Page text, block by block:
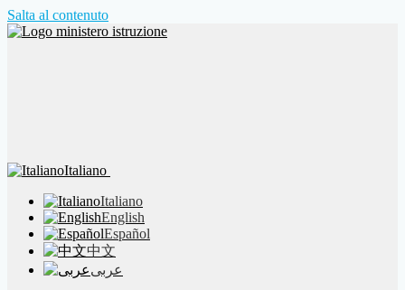
Salta al contenuto
Italiano
Italiano
English
Español
中文
عربى